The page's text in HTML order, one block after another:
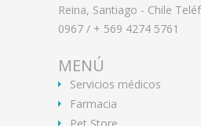
Reina, Santiago - Chile
0967 / + 569 4274 5761
MENÚ
Servicios médicos
Farmacia